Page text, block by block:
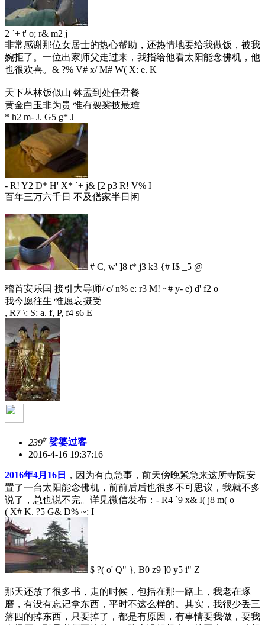
2 `+ t' o; r& m2 j
非常感谢那位女居士的热心帮助，还热情地要给我做饭，被我
婉拒了。一位出家师父走过来，我指给他看太阳能念佛机，他
也很欢喜。 & ?% V# x/ M# W( X: e. K
天下丛林饭似山 钵盂到处任君餐
黄金白玉非为贵 惟有袈裟披最难
* h2 m- J. G5 g* J
- R! Y2 D* H' X* `+ j& [2 p3 R! V% I
百年三万六千日 不及僧家半日闲
# C, w' ]8 t* j3 k3 {# I$ _5 @
稽首安乐国 接引大导师/ c/ n% e: r3 M! ~# y- e) d' f2 o
我今愿往生 惟愿哀摄受
, R7 \: S: a. f, P, f4 s6 E
239# 娑婆过客
2016-4-16 19:37:16
2016年4月16日
，因为有点急事，前天傍晚紧急来这所寺院安
置了一台太阳能念佛机，前前后后也很多不可思议，我就不多
说了，总也说不完。详见微信发布： - R4 `9 x& I( j8 m( o
( X# K. ?5 G& D% ~: I
$ ?( o' Q" }, B0 z9 ]0 y5 i" Z
那天还放了很多书，走的时候，包括在那一路上，我老在琢
磨，有没有忘记拿东西，平时不这么样的。其实，我很少丢三
落四的掉东西，只要掉了，都是有原因，有事情要我做，要我